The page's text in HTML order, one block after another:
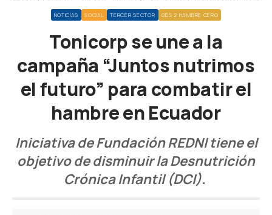
NOTICIAS SOCIAL TERCER SECTOR ODS 2 HAMBRE CERO
Tonicorp se une a la
campaña “Juntos nutrimos
el futuro” para combatir el
hambre en Ecuador
Iniciativa de Fundación REDNI tiene el
objetivo de disminuir la Desnutrición
Crónica Infantil (DCI).